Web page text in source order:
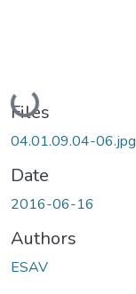
Loading...
Files
04.01.09.04-06.jpg
Date
2016-06-16
Authors
ESAV